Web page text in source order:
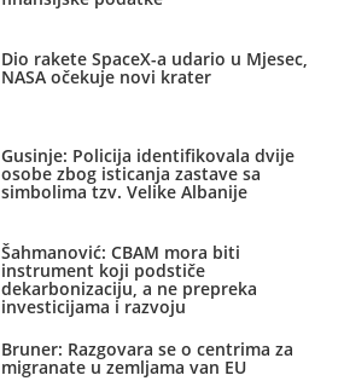
Dio rakete SpaceX-a udario u Mjesec,
NASA očekuje novi krater
Gusinje: Policija identifikovala dvije
osobe zbog isticanja zastave sa
simbolima tzv. Velike Albanije
Šahmanović: CBAM mora biti
instrument koji podstiče
dekarbonizaciju, a ne prepreka
investicijama i razvoju
Bruner: Razgovara se o centrima za
migranate u zemljama van EU